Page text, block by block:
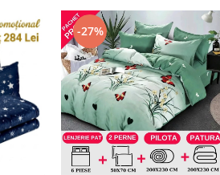
-27%